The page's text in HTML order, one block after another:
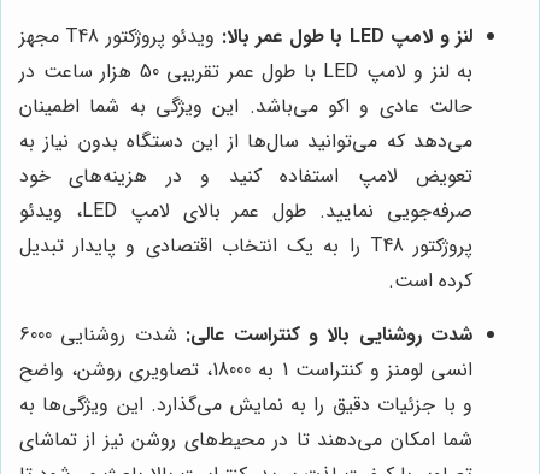
لنز و لامپ LED با طول عمر بالا:
ویدئو پروژکتور T48 مجهز
به لنز و لامپ LED با طول عمر تقریبی 50 هزار ساعت در
حالت عادی و اکو می‌باشد. این ویژگی به شما اطمینان
می‌دهد که می‌توانید سال‌ها از این دستگاه بدون نیاز به
تعویض لامپ استفاده کنید و در هزینه‌های خود
صرفه‌جویی نمایید. طول عمر بالای لامپ LED، ویدئو
پروژکتور T48 را به یک انتخاب اقتصادی و پایدار تبدیل
کرده است.
شدت روشنایی بالا و کنتراست عالی:
شدت روشنایی 6000
انسی لومنز و کنتراست 1 به 18000، تصاویری روشن، واضح
و با جزئیات دقیق را به نمایش می‌گذارد. این ویژگی‌ها به
شما امکان می‌دهند تا در محیط‌های روشن نیز از تماشای